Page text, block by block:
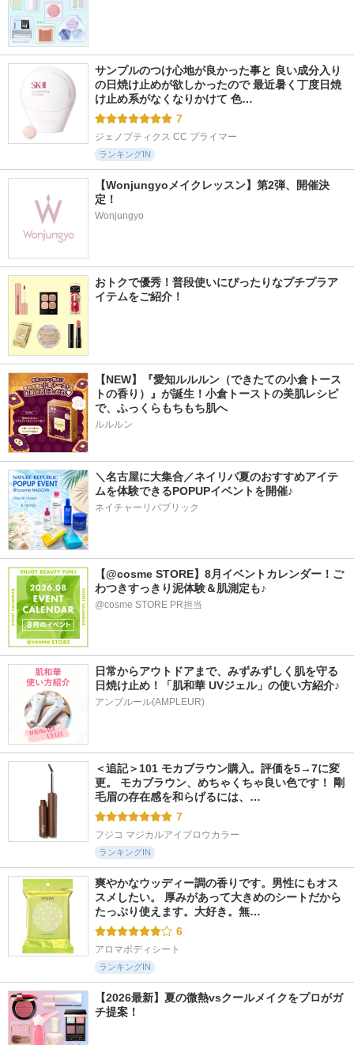
サンプルのつけ心地が良かった事と 良い成分入り
の日焼け止めが欲しかったので 最近暑く丁度日焼
け止め系がなくなりかけて 色…
7
ジェノプティクス CC プライマー
ランキングIN
【Wonjungyoメイクレッスン】第2弾、開催決
定！
Wonjungyo
おトクで優秀！普段使いにぴったりなプチプラア
イテムをご紹介！
【NEW】『愛知ルルルン（できたての小倉トース
トの香り）』が誕生！小倉トーストの美肌レシピ
で、ふっくらもちもち肌へ
ルルルン
＼名古屋に大集合／ネイリパ夏のおすすめアイテ
ムを体験できるPOPUPイベントを開催♪
ネイチャーリパブリック
【@cosme STORE】8月イベントカレンダー！ご
わつきすっきり泥体験＆肌測定も♪
@cosme STORE PR担当
日常からアウトドアまで、みずみずしく肌を守る
日焼け止め！「肌和華 UVジェル」の使い方紹介♪
アンプルール(AMPLEUR)
＜追記＞101 モカブラウン購入。評価を5→7に変
更。 モカブラウン、めちゃくちゃ良い色です！ 剛
毛眉の存在感を和らげるには、…
7
フジコ マジカルアイブロウカラー
ランキングIN
爽やかなウッディー調の香りです。男性にもオス
スメしたい。 厚みがあって大きめのシートだから
たっぷり使えます。大好き。無…
6
アロマボディシート
ランキングIN
【2026最新】夏の微熱vsクールメイクをプロがガ
チ提案！